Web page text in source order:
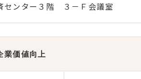
ンター３階 ３－Ｆ会議室
業価値向上